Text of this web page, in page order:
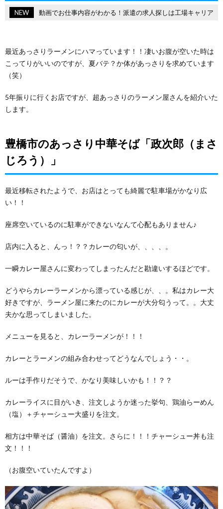
NEW 動画でお仕事内容がわかる！派遣の求人探しは工場キャリア
最近あっさりラーメンにハマっています！！凄いお腹が空いた時は
こってりがいいのですが、夏バテ？か体があっさりを求めています
（笑）
5年振りに行くお店ですが、超あっさりのラーメン屋さんを紹介いた
します。
豊橋市のあっさり中華そば「政次郎（まさ
じろう）」
最近移転されたようで、お店はとっても綺麗で駐車場がかなり広
い！！
座席空いているのに駐車ができないなんて心配もありません♪
店内に入ると、んっ！？？カレーの匂いが、、、、。
一瞬カレー屋さんに変わってしまったんだと勘違いするほどです。
どうやらカレーラーメンから漂っている感じが、、。私はカレー大
好きですが、ラーメン屋に来たのにカレーが大分匂うって。。大丈
夫かな思ってしまいました。
メニューを見ると、カレーラーメンが！！！
カレーとラーメンの組み合わせってどうなんでしょう・・。
ルーは手作りだそうで、かなり美味しいかも！！？？
カレーライスに目がいき、注文しようか迷った挙句、鶏油らーめん
（塩）＋チャーシュー大盛りを注文。
相方は中華そば（醤油）を注文。さらに！！！チャーシュー丼も注
文！！！
（お腹空いていたんですよ）